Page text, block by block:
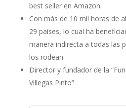
best seller en Amazon.
Con más de 10 mil horas de
29 países, lo cual ha
manera indirecta a todas las
los rodean.
Director y fundador de la
Villegas Pinto”